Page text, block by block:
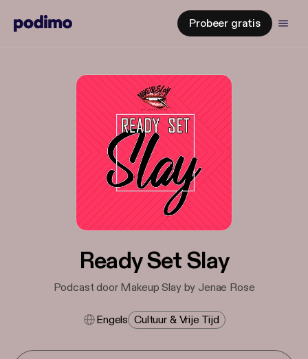
Probeer gratis
Ready Set Slay
Podcast door Makeup Slay by Jenae Rose
Engels Cultuur & Vrije Tijd